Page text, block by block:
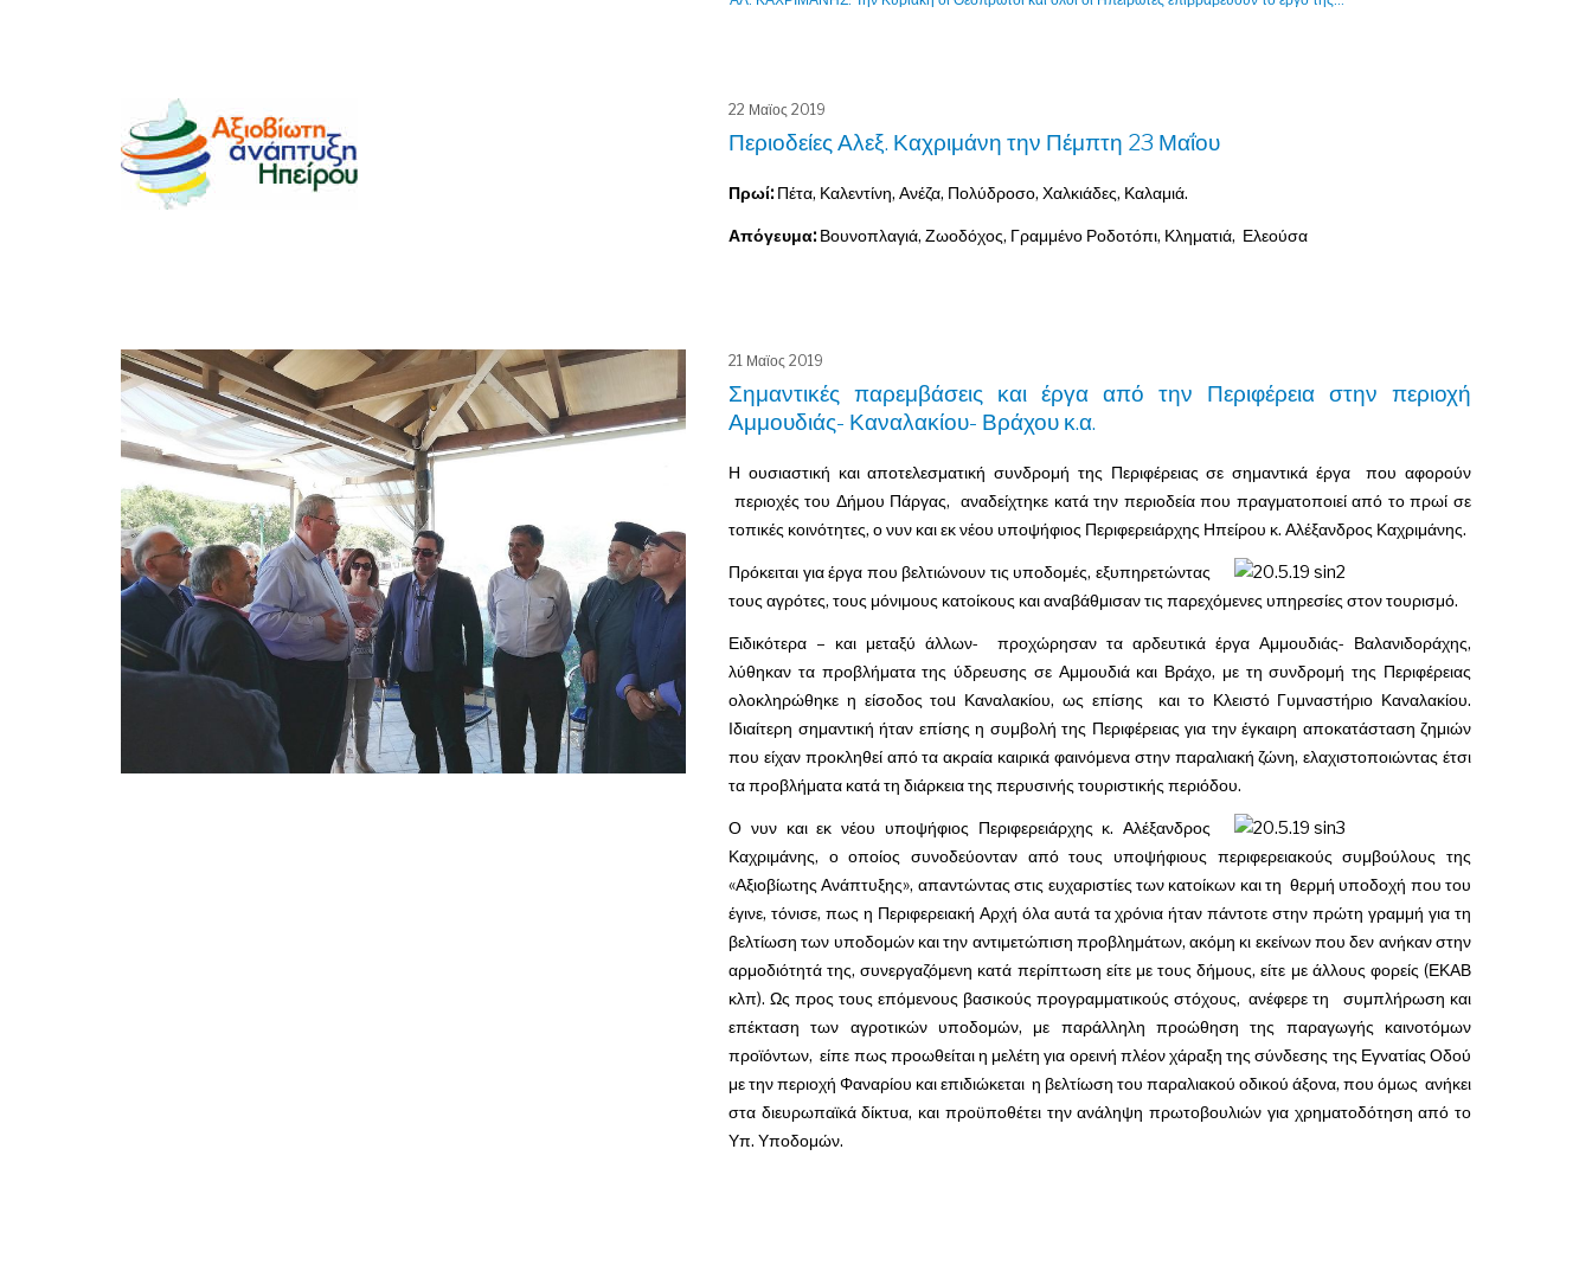
22 Μαϊος 2019
Περιοδείες Αλεξ. Καχριμάνη την Πέμπτη 23 Μαΐου
Πρωί: Πέτα, Καλεντίνη, Ανέζα, Πολύδροσο, Χαλκιάδες, Καλαμιά.
Απόγευμα: Βουνοπλαγιά, Ζωοδόχος, Γραμμένο Ροδοτόπι, Κληματιά, Ελεούσα
21 Μαϊος 2019
Σημαντικές παρεμβάσεις και έργα από την Περιφέρεια στην περιοχή
Αμμουδιάς- Καναλακίου- Βράχου κ.α.
Η ουσιαστική και αποτελεσματική συνδρομή της Περιφέρειας σε σημαντικά έργα που αφορούν
περιοχές του Δήμου Πάργας, αναδείχτηκε κατά την περιοδεία που πραγματοποιεί από το πρωί σε
τοπικές κοινότητες, ο νυν και εκ νέου υποψήφιος Περιφερειάρχης Ηπείρου κ. Αλέξανδρος Καχριμάνης.
Πρόκειται για έργα που βελτιώνουν τις υποδομές, εξυπηρετώντας
τους αγρότες, τους μόνιμους κατοίκους και αναβάθμισαν τις παρεχόμενες υπηρεσίες στον τουρισμό.
Ειδικότερα – και μεταξύ άλλων- προχώρησαν τα αρδευτικά έργα Αμμουδιάς- Βαλανιδοράχης,
λύθηκαν τα προβλήματα της ύδρευσης σε Αμμουδιά και Βράχο, με τη συνδρομή της Περιφέρειας
ολοκληρώθηκε η είσοδος τοu Καναλακίου, ως επίσης και το Κλειστό Γυμναστήριο Καναλακίου.
Ιδιαίτερη σημαντική ήταν επίσης η συμβολή της Περιφέρειας για την έγκαιρη αποκατάσταση ζημιών
που είχαν προκληθεί από τα ακραία καιρικά φαινόμενα στην παραλιακή ζώνη, ελαχιστοποιώντας έτσι
τα προβλήματα κατά τη διάρκεια της περυσινής τουριστικής περιόδου.
Ο νυν και εκ νέου υποψήφιος Περιφερειάρχης κ. Αλέξανδρος
Καχριμάνης, ο οποίος συνοδεύονταν από τους υποψήφιους περιφερειακούς συμβούλους της
«Αξιοβίωτης Ανάπτυξης», απαντώντας στις ευχαριστίες των κατοίκων και τη θερμή υποδοχή που του
έγινε, τόνισε, πως η Περιφερειακή Αρχή όλα αυτά τα χρόνια ήταν πάντοτε στην πρώτη γραμμή για τη
βελτίωση των υποδομών και την αντιμετώπιση προβλημάτων, ακόμη κι εκείνων που δεν ανήκαν στην
αρμοδιότητά της, συνεργαζόμενη κατά περίπτωση είτε με τους δήμους, είτε με άλλους φορείς (ΕΚΑΒ
κλπ). Ως προς τους επόμενους βασικούς προγραμματικούς στόχους, ανέφερε τη συμπλήρωση και
επέκταση των αγροτικών υποδομών, με παράλληλη προώθηση της παραγωγής καινοτόμων
προϊόντων, είπε πως προωθείται η μελέτη για ορεινή πλέον χάραξη της σύνδεσης της Εγνατίας Οδού
με την περιοχή Φαναρίου και επιδιώκεται η βελτίωση του παραλιακού οδικού άξονα, που όμως ανήκει
στα διευρωπαϊκά δίκτυα, και προϋποθέτει την ανάληψη πρωτοβουλιών για χρηματοδότηση από το
Υπ. Υποδομών.